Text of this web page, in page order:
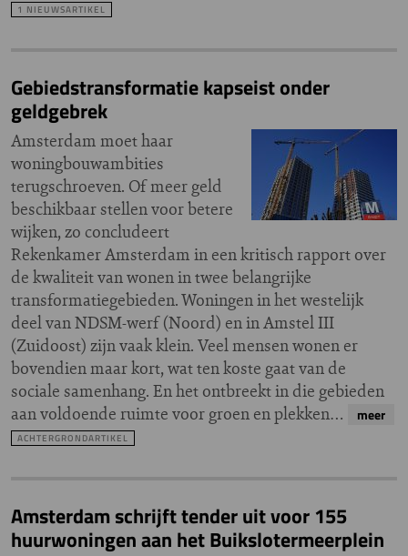
1 NIEUWSARTIKEL
Gebiedstransformatie kapseist onder
geldgebrek
Amsterdam moet haar
woningbouwambities
terugschroeven. Of meer geld
beschikbaar stellen voor betere
wijken, zo concludeert
Rekenkamer Amsterdam in een kritisch rapport over
de kwaliteit van wonen in twee belangrijke
transformatiegebieden. Woningen in het westelijk
deel van NDSM-werf (Noord) en in Amstel III
(Zuidoost) zijn vaak klein. Veel mensen wonen er
bovendien maar kort, wat ten koste gaat van de
sociale samenhang. En het ontbreekt in die gebieden
aan voldoende ruimte voor groen en plekken…
meer
ACHTERGRONDARTIKEL
Amsterdam schrijft tender uit voor 155
huurwoningen aan het Buikslotermeerplein